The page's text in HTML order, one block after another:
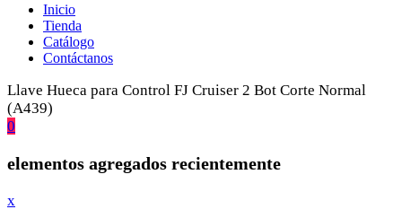
Inicio
Tienda
Catálogo
Contáctanos
Llave Hueca para Control FJ Cruiser 2 Bot Corte Normal
(A439)
0
elementos agregados recientemente
x